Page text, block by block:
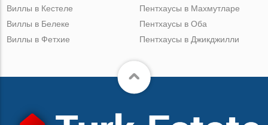
Виллы в Кестеле
Виллы в Белеке
Виллы в Фетхие
Пентхаусы в Махмутларе
Пентхаусы в Оба
Пентхаусы в Джикджилли